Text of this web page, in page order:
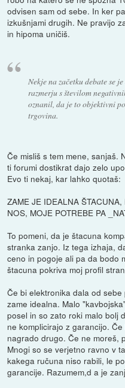
odvisen sam od sebe. In ker
izkušnjami drugih. Ne pravijo
in hipoma uničiš.
Nekje na začetku debate se
razmerju s številom
oznanil, da je to objektivni
trgovina.
Če misliš s tem mene, sanjaš.
ti forumi dostikrat dajo zelo
Evo ti nekaj, kar lahko quotaš:
ZAME JE IDEALNA
NOS, MOJE POTREBE PA
To pomeni, da je štacuna
stranka zanjo. Iz tega izhaja,
ceno in pogoje ali pa da bodo
štacuna pokriva moj profil
Če bi elektronika dala od
zame idealna. Malo
posel in so zato roki malo bolj
ne komplicirajo z garancijo.
nagrado drugo. Če ne moreš,
Mnogi so se verjetno ravno v
kakega ručuna niso rabili, le
garancije. Razumem,d a je